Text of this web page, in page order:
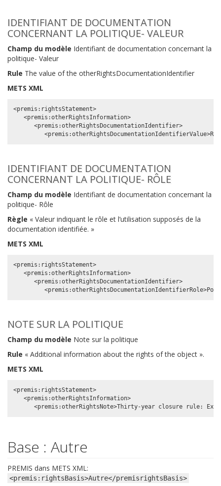
IDENTIFIANT DE DOCUMENTATION
CONCERNANT LA POLITIQUE- VALEUR
Champ du modèle Identifiant de documentation concernant la
politique- Valeur
Rule The value of the otherRightsDocumentationIdentifier
METS XML
<premis:rightsStatement>
   <premis:otherRightsInformation>
      <premis:otherRightsDocumentationIdentifier>
IDENTIFIANT DE DOCUMENTATION
CONCERNANT LA POLITIQUE- RÔLE
Champ du modèle Identifiant de documentation concernant la
politique- Rôle
Règle « Valeur indiquant le rôle et l’utilisation supposés de la
documentation identifiée. »
METS XML
<premis:rightsStatement>
   <premis:otherRightsInformation>
      <premis:otherRightsDocumentationIdentifier>
NOTE SUR LA POLITIQUE
Champ du modèle Note sur la politique
Rule « Additional information about the rights of the object ».
METS XML
<premis:rightsStatement>
   <premis:otherRightsInformation>
Base : Autre
PREMIS dans METS XML:
<premis:rightsBasis>Autre</premisrightsBasis>